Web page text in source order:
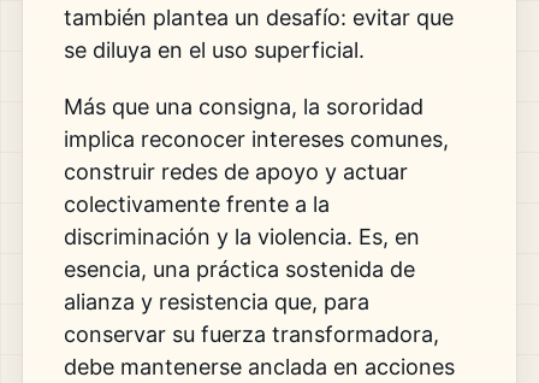
también plantea un desafío: evitar que
se diluya en el uso superficial.
Más que una consigna, la sororidad
implica reconocer intereses comunes,
construir redes de apoyo y actuar
colectivamente frente a la
discriminación y la violencia. Es, en
esencia, una práctica sostenida de
alianza y resistencia que, para
conservar su fuerza transformadora,
debe mantenerse anclada en acciones